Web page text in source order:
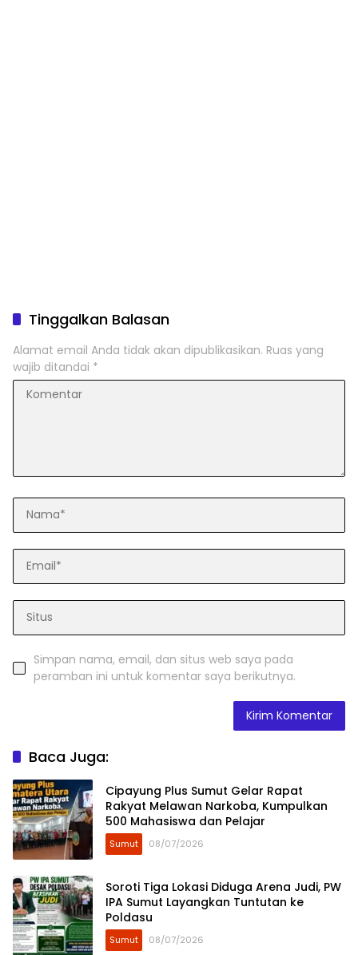
Tinggalkan Balasan
Alamat email Anda tidak akan dipublikasikan. Ruas yang
wajib ditandai *
Simpan nama, email, dan situs web saya pada
peramban ini untuk komentar saya berikutnya.
Baca Juga:
Cipayung Plus Sumut Gelar Rapat
Rakyat Melawan Narkoba, Kumpulkan
500 Mahasiswa dan Pelajar
Sumut 08/07/2026
Soroti Tiga Lokasi Diduga Arena Judi, PW
IPA Sumut Layangkan Tuntutan ke
Poldasu
Sumut 08/07/2026